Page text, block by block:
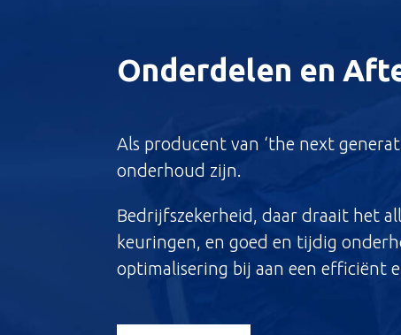
Onderdelen en
Als producent van ‘the next
onderhoud zijn.
Bedrijfszekerheid, daar draait het
keuringen, en goed en tijdig
optimalisering bij aan een efficiënt